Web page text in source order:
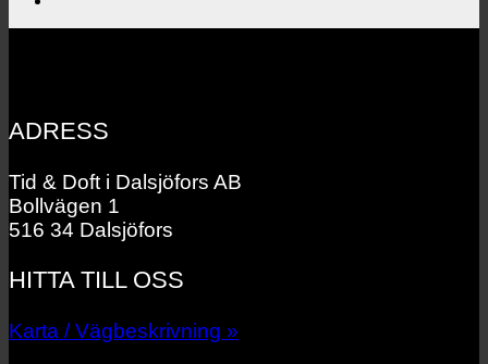
ADRESS
Tid & Doft i Dalsjöfors AB
Bollvägen 1
516 34 Dalsjöfors
HITTA TILL OSS
Karta / Vägbeskrivning »